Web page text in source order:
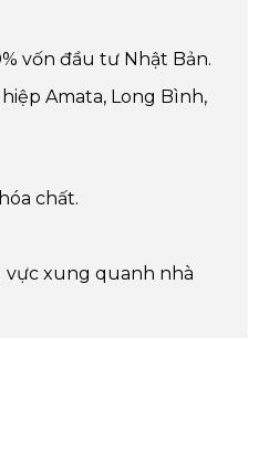
vốn đầu tư Nhật Bản.
Amata, Long Bình,
chất.
xung quanh nhà